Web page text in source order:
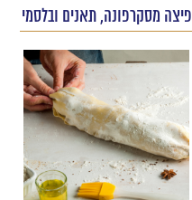
פיצה מסקרפונה, תאנים ובלסמי